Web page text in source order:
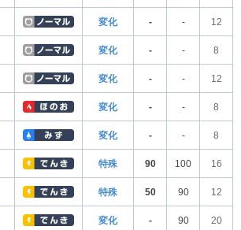
変化 - - 12
変化 - - 8
変化 - - 12
変化 - - 8
変化 - - 8
特殊 90 100 16
特殊 50 90 12
変化 - 90 20